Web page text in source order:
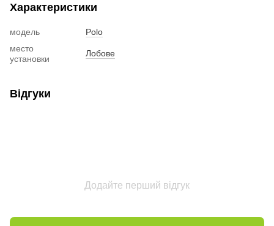
Характеристики
модель
Polo
место
установки
Лобове
Відгуки
Додайте перший відгук